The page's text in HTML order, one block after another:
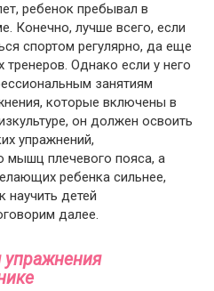
ребенок пребывал в
Конечно, лучше всего, если
спортом регулярно, да еще
Однако если у него
занятиям
которые включены в
он должен освоить
упражнений,
мышц плечевого пояса, а
ребенка сильнее,
научить детей
далее.
упражнения